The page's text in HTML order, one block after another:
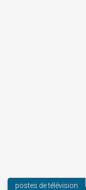
postes de télévision